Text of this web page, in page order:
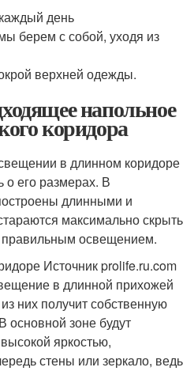
день
берем с собой, уходя из
верхней одежды.
напольное
коридора
в длинном коридоре
о его размерах. В
длинными и
максимально скрыть
освещением.
Источник prolife.ru.com
в длинной прихожей
них получит собственную
зоне будут
яркостью,
стены или зеркало, ведь